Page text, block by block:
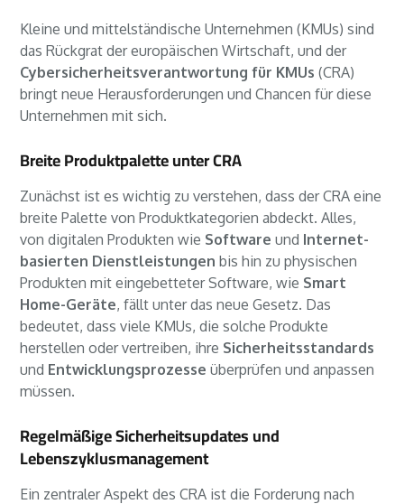
Kleine und mittelständische Unternehmen (KMUs) sind
das Rückgrat der europäischen Wirtschaft, und der
Cybersicherheitsverantwortung für KMUs (CRA)
bringt neue Herausforderungen und Chancen für diese
Unternehmen mit sich.
Breite Produktpalette unter CRA
Zunächst ist es wichtig zu verstehen, dass der CRA eine
breite Palette von Produktkategorien abdeckt. Alles,
von digitalen Produkten wie Software und Internet-
basierten Dienstleistungen bis hin zu physischen
Produkten mit eingebetteter Software, wie Smart
Home-Geräte, fällt unter das neue Gesetz. Das
bedeutet, dass viele KMUs, die solche Produkte
herstellen oder vertreiben, ihre Sicherheitsstandards
und Entwicklungsprozesse überprüfen und anpassen
müssen.
Regelmäßige Sicherheitsupdates und
Lebenszyklusmanagement
Ein zentraler Aspekt des CRA ist die Forderung nach